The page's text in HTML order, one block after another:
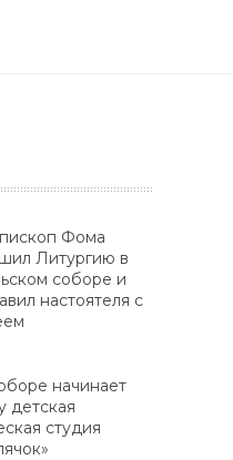
Фома
Литургию в
соборе и
настоятеля с
начинает
детская
студия